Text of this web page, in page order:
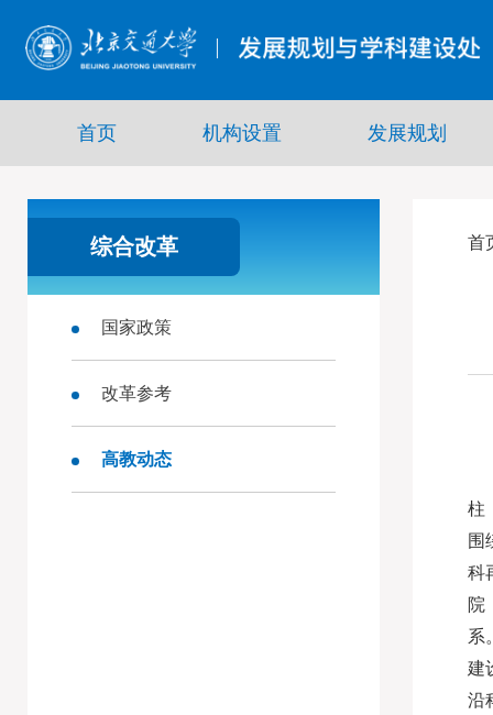
首页 机构设置 发展规划
综合改革
国家政策
改革参考
高教动态
首
柱
围
科
院
系
建
沿